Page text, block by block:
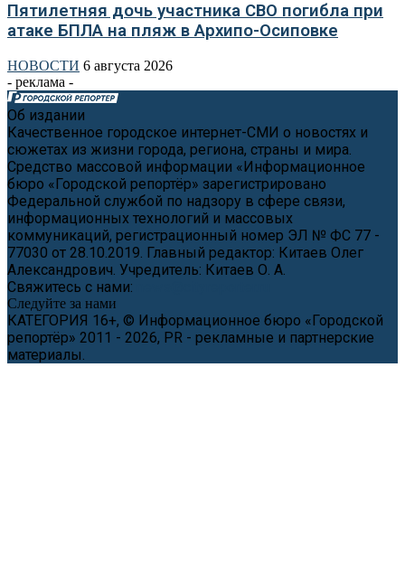
Пятилетняя дочь участника СВО погибла при
атаке БПЛА на пляж в Архипо-Осиповке
НОВОСТИ 6 августа 2026
- реклама -
Об издании
Качественное городское интернет-СМИ о новостях и
сюжетах из жизни города, региона, страны и мира.
Средство массовой информации «Информационное
бюро «Городской репортёр» зарегистрировано
Федеральной службой по надзору в сфере связи,
информационных технологий и массовых
коммуникаций, регистрационный номер ЭЛ № ФС 77 -
77030 от 28.10.2019. Главный редактор: Китаев Олег
Александрович. Учредитель: Китаев О. А.
Свяжитесь с нами:
Следуйте за нами
КАТЕГОРИЯ 16+, © Информационное бюро «Городской
репортёр» 2011 - 2026, PR - рекламные и партнерские
материалы.